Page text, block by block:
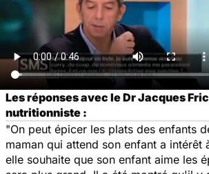
Les réponses avec le Dr Jacques
nutritionniste :
"On peut épicer les plats des enfants
maman qui attend son enfant a intérêt
elle souhaite que son enfant aime les